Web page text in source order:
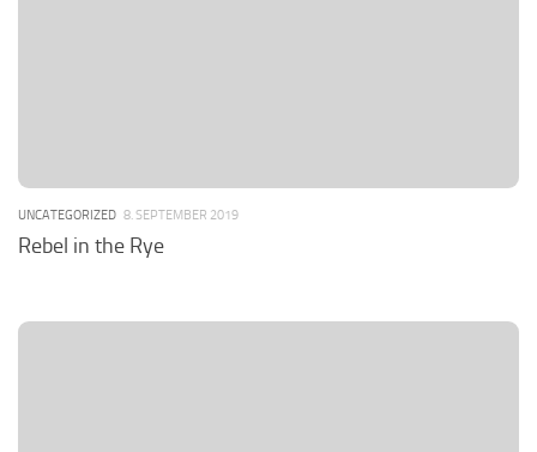
UNCATEGORIZED 8. SEPTEMBER 2019
Rebel in the Rye